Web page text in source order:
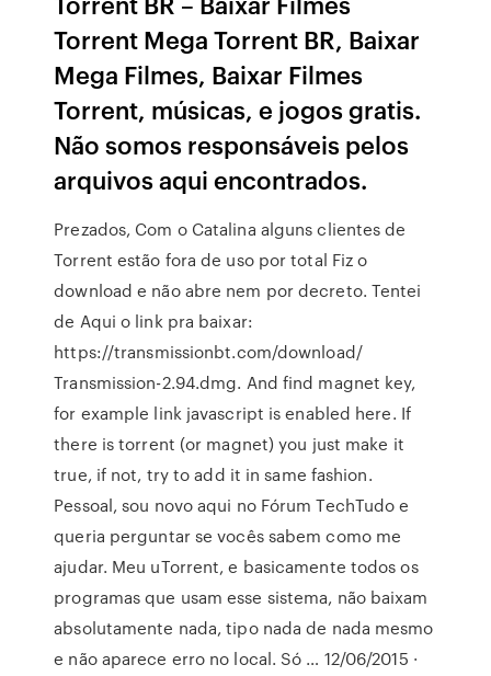
Torrent Mega Torrent BR, Baixar
Mega Filmes, Baixar Filmes
Torrent, músicas, e jogos gratis.
Não somos responsáveis pelos
arquivos aqui encontrados.
Prezados, Com o Catalina alguns clientes de
Torrent estão fora de uso por total Fiz o
download e não abre nem por decreto. Tentei
de Aqui o link pra baixar:
https://transmissionbt.com/download/
Transmission-2.94.dmg. And find magnet key,
for example link javascript is enabled here. If
there is torrent (or magnet) you just make it
true, if not, try to add it in same fashion.
Pessoal, sou novo aqui no Fórum TechTudo e
queria perguntar se vocês sabem como me
ajudar. Meu uTorrent, e basicamente todos os
programas que usam esse sistema, não baixam
absolutamente nada, tipo nada de nada mesmo
e não aparece erro no local. Só … 12/06/2015 ·